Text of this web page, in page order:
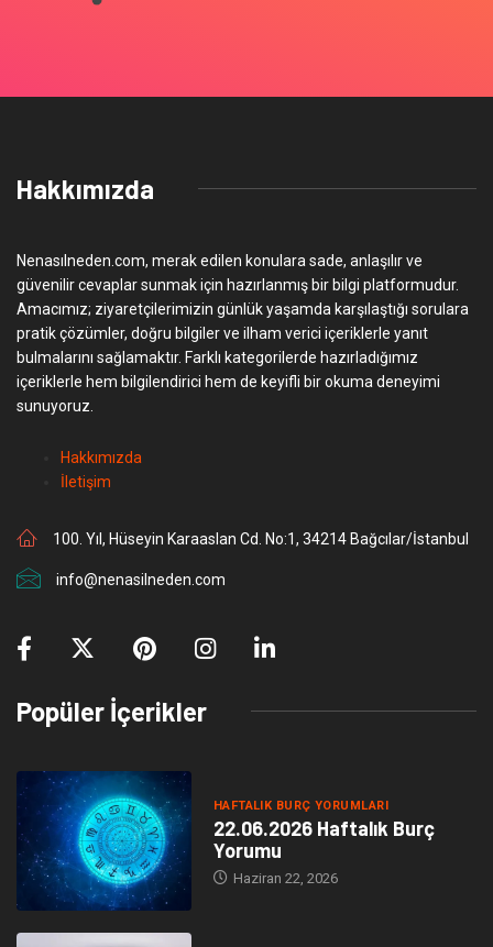
Hakkımızda
Nenasılneden.com, merak edilen konulara sade, anlaşılır ve
güvenilir cevaplar sunmak için hazırlanmış bir bilgi platformudur.
Amacımız; ziyaretçilerimizin günlük yaşamda karşılaştığı sorulara
pratik çözümler, doğru bilgiler ve ilham verici içeriklerle yanıt
bulmalarını sağlamaktır. Farklı kategorilerde hazırladığımız
içeriklerle hem bilgilendirici hem de keyifli bir okuma deneyimi
sunuyoruz.
Hakkımızda
İletişim
100. Yıl, Hüseyin Karaaslan Cd. No:1, 34214 Bağcılar/İstanbul
info@nenasilneden.com
Popüler İçerikler
HAFTALIK BURÇ YORUMLARI
22.06.2026 Haftalık Burç
Yorumu
Haziran 22, 2026